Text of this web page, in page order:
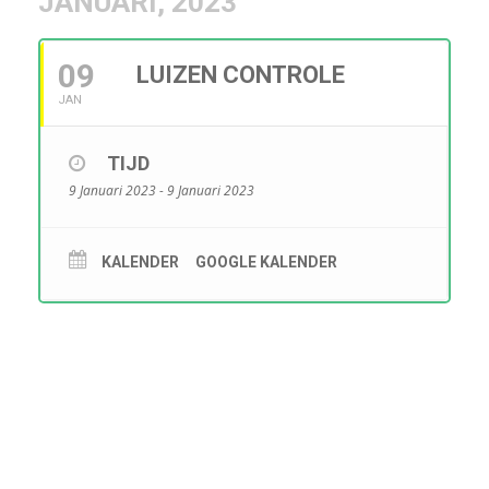
09
JAN
LUIZEN CONTROLE
TIJD
9 Januari 2023 - 9 Januari 2023
KALENDER GOOGLE KALENDER